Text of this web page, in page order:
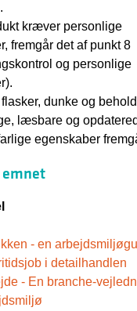
kræver personlige
fremgår det af punkt 8
og personlige
dunke og
læsbare og
egenskaber
- en
i detailhandlen
- En branche-